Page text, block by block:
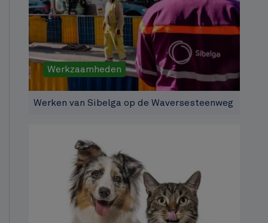
Werkzaamheden
Werken van Sibelga op de Waversesteenweg